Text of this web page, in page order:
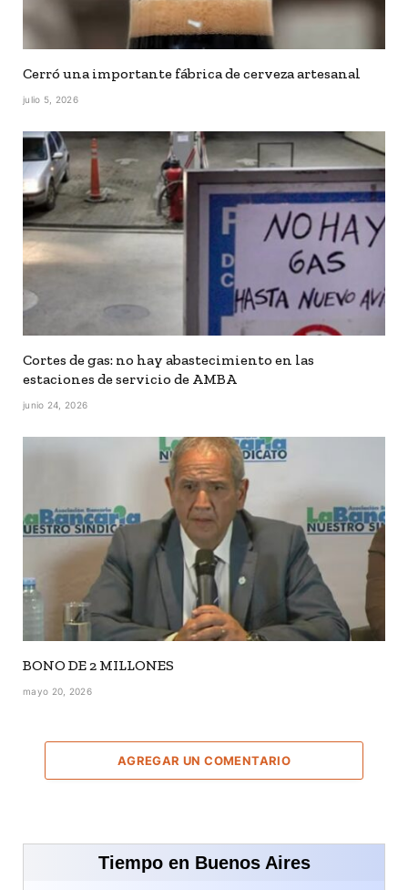
Cerró una importante fábrica de cerveza artesanal
julio 5, 2026
Cortes de gas: no hay abastecimiento en las
estaciones de servicio de AMBA
junio 24, 2026
BONO DE 2 MILLONES
mayo 20, 2026
AGREGAR UN COMENTARIO
Tiempo en Buenos Aires